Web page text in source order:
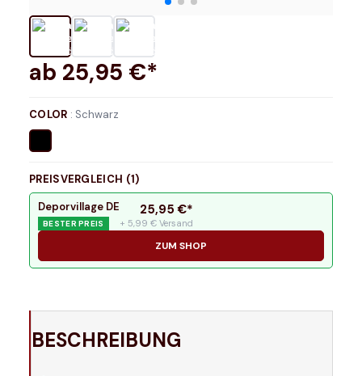
ab 25,95 €*
COLOR : Schwarz
PREISVERGLEICH (1)
Deporvillage DE
BESTER PREIS
25,95 €*
+ 5,99 € Versand
ZUM SHOP
BESCHREIBUNG